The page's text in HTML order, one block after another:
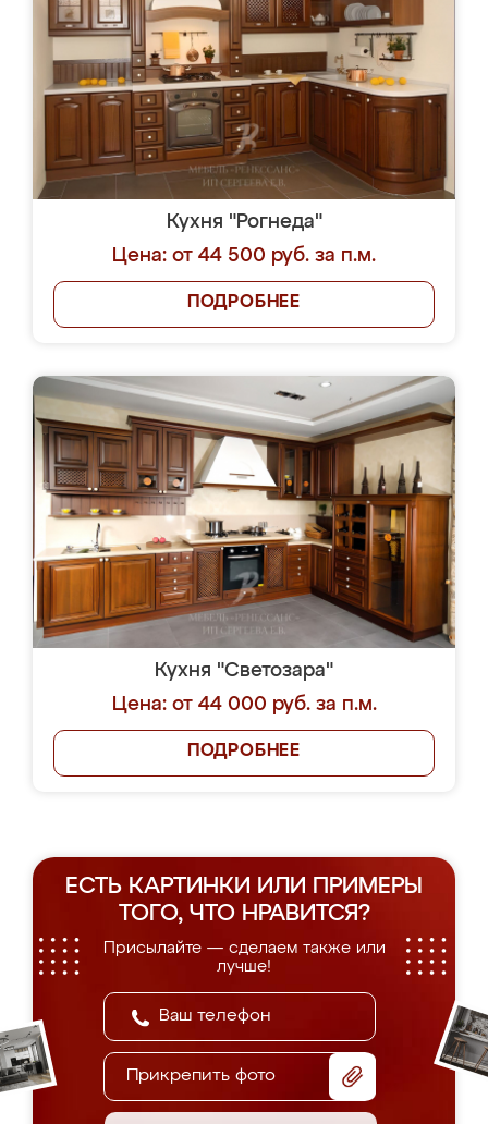
Кухня "Рогнеда"
Цена: от 44 500 руб. за п.м.
ПОДРОБНЕЕ
Кухня "Светозара"
Цена: от 44 000 руб. за п.м.
ПОДРОБНЕЕ
ЕСТЬ КАРТИНКИ ИЛИ ПРИМЕРЫ
ТОГО, ЧТО НРАВИТСЯ?
Присылайте — сделаем также или
лучше!
Прикрепить фото